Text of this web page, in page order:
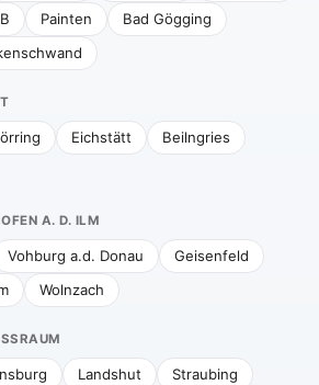
Painten
Bad Gögging
Eichstätt
Beilngries
A. D. ILM
Vohburg a.d. Donau
Geisenfeld
Wolnzach
Landshut
Straubing